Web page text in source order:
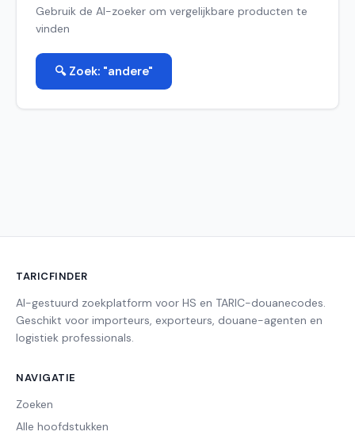
Gebruik de AI-zoeker om vergelijkbare producten te
vinden
🔍 Zoek: "andere"
TARICFINDER
AI-gestuurd zoekplatform voor HS en TARIC-douanecodes.
Geschikt voor importeurs, exporteurs, douane-agenten en
logistiek professionals.
NAVIGATIE
Zoeken
Alle hoofdstukken